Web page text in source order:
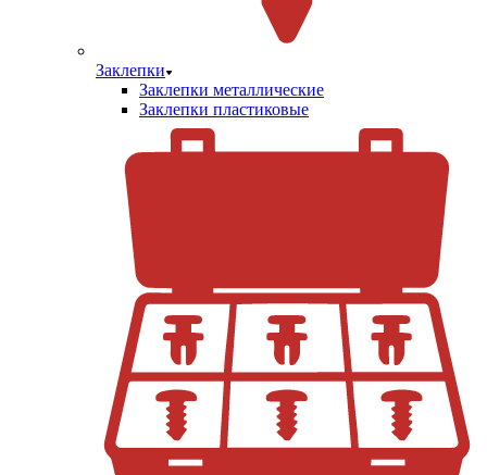
Заклепки
Заклепки металлические
Заклепки пластиковые